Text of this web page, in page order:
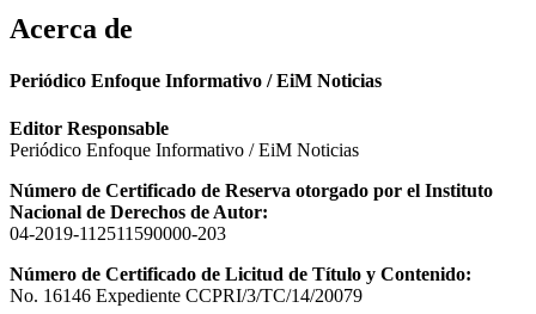
Acerca de
Periódico Enfoque Informativo / EiM Noticias
Editor Responsable
Periódico Enfoque Informativo / EiM Noticias
Número de Certificado de Reserva otorgado por el Instituto
Nacional de Derechos de Autor:
04-2019-112511590000-203
Número de Certificado de Licitud de Título y Contenido:
No. 16146 Expediente CCPRI/3/TC/14/20079